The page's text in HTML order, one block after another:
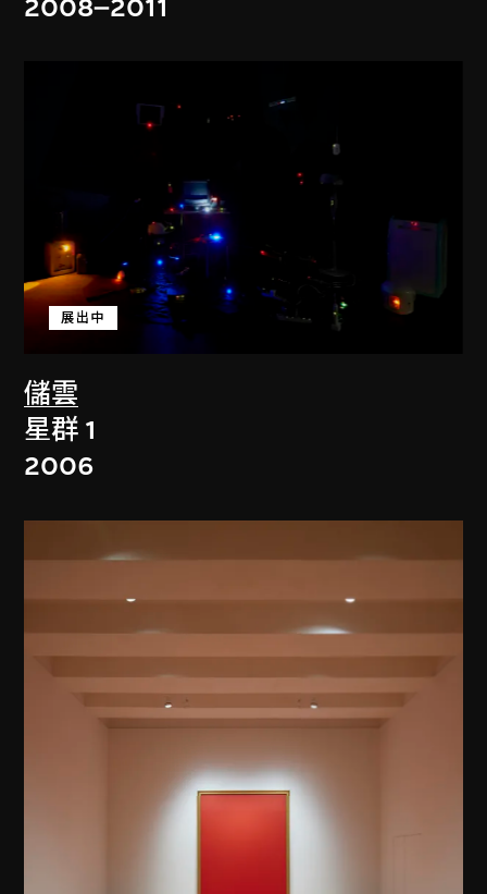
2008–2011
儲雲
展出中
星群 1
2006